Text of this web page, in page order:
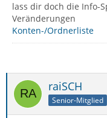
lass dir doch die Info-
Veränderungen
Konten-/Ordnerliste
raiSCH
Senior-Mitglied